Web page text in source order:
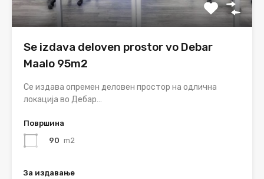
Se izdava deloven prostor vo Debar
Maalo 95m2
Се издава опремен деловен простор на одлична
локација во Дебар…
Површина
90 m2
За издавање